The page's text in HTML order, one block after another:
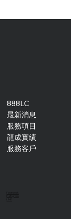
888LC
最新消息
服務項目
龍成實績
服務客戶